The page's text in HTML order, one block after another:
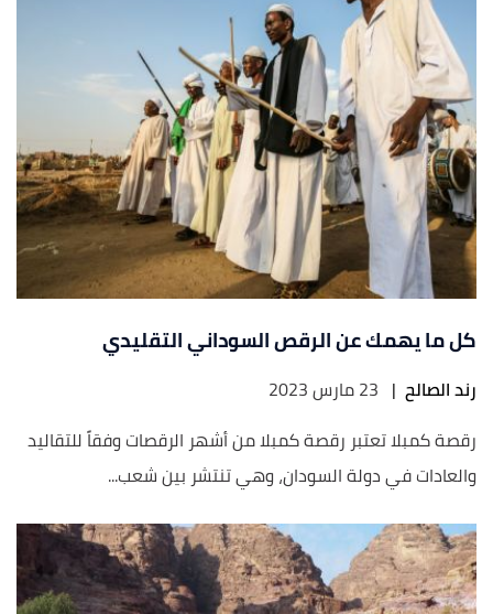
كل ما يهمك عن الرقص السوداني التقليدي
رند الصالح | 23 مارس 2023
رقصة كمبلا تعتبر رقصة كمبلا من أشهر الرقصات وفقاً للتقاليد
والعادات في دولة السودان، وهي تنتشر بين شعب...